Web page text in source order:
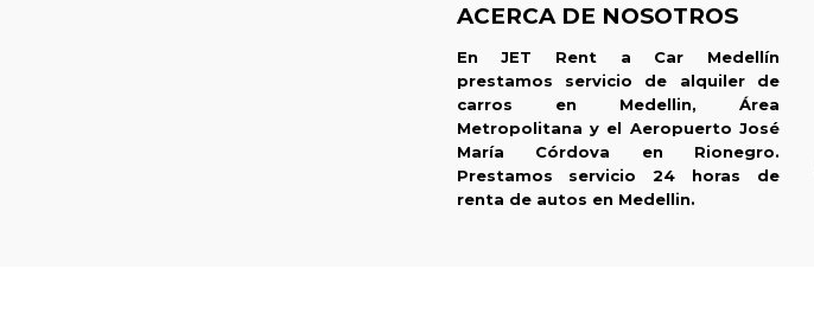
ACERCA DE NOSOTROS
En JET Rent a Car Medellín
prestamos servicio de alquiler de
carros en Medellin, Área
Metropolitana y el Aeropuerto José
María Córdova en Rionegro.
Prestamos servicio 24 horas de
renta de autos en Medellin.